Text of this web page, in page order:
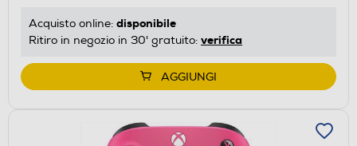
Acquisto online: disponibile
Ritiro in negozio in 30' gratuito: verifica
AGGIUNGI